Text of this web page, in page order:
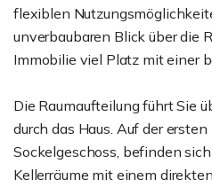
flexiblen
unverbaubaren Blick über die
Immobilie viel Platz mit einer
Die Raumaufteilung führt Sie
durch das Haus. Auf der ersten
Sockelgeschoss, befinden
Kellerräume mit einem